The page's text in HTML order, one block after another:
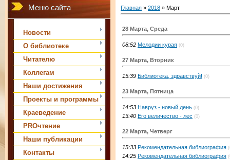
Меню сайта
Новости
О библиотеке
Читателю
Коллегам
Наши достижения
Проекты и программы
Краеведение
PROчтение
Наши публикации
Контакты
Главная » 2018 » Март
28 Марта, Среда
08:52 Мелодии курая (0)
27 Марта, Вторник
15:39 Библиотека, здравствуй! (0)
23 Марта, Пятница
14:53 Навруз - новый день (0)
13:40 Его величество - лес (0)
22 Марта, Четверг
15:33 Рекомендательная библиография
14:25 Рекомендательная библиография